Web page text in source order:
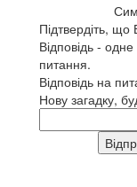
Підтвердіть,
Відповідь -
питання.
Відповідь на
Нову загадку,